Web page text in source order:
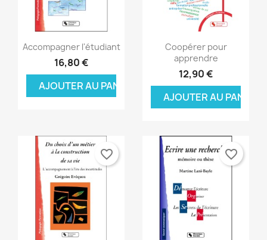
Aperçu rapide
Accompagner l'étudiant
16,80 €
AJOUTER AU PANIER
Aperçu rapide
Coopérer pour
apprendre
12,90 €
AJOUTER AU PANIER
favorite_border favorite_border